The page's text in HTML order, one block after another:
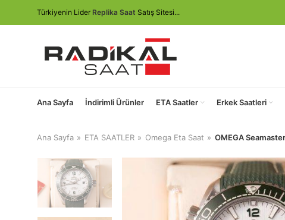
Türkiyenin Lider Replika Saat Satış Sitesi...
Ana Sayfa İndirimli Ürünler ETA Saatler Erkek Saatleri
Ana Sayfa ETA SAATLER Omega Eta Saat OMEGA